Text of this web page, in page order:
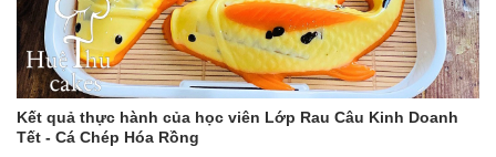
Kết quả thực hành của học viên Lớp Rau Câu Kinh Doanh
Tết - Cá Chép Hóa Rồng